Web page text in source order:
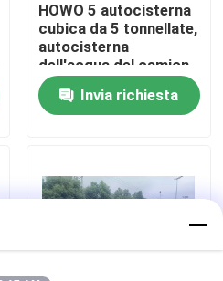
HOWO 5 autocisterna
cubica da 5 tonnellate,
autocisterna
dell'acqua del camion
di 4X2 3360mm
Invia richiesta